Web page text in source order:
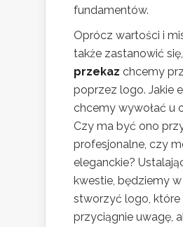
fundamentów.
Oprócz wartości i
także zastanowić
przekaz chcemy
poprzez logo. Jakie
chcemy wywołać u
Czy ma być ono
profesjonalne, czy
eleganckie?
kwestie, będziemy
stworzyć logo, które
przyciągnie uwagę,